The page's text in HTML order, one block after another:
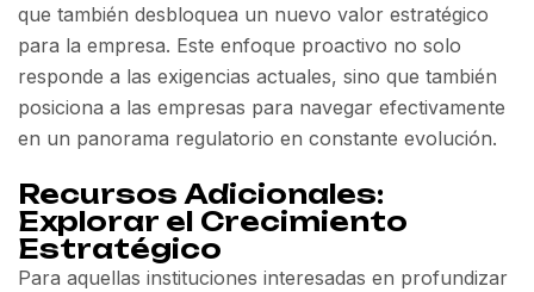
que también desbloquea un nuevo valor estratégico
para la empresa. Este enfoque proactivo no solo
responde a las exigencias actuales, sino que también
posiciona a las empresas para navegar efectivamente
en un panorama regulatorio en constante evolución.
Recursos Adicionales:
Explorar el Crecimiento
Estratégico
Para aquellas instituciones interesadas en profundizar